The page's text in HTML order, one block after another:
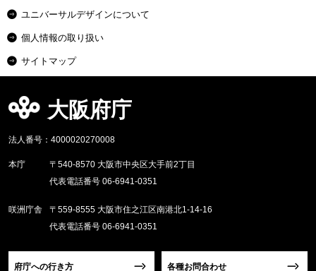
ユニバーサルデザインについて
個人情報の取り扱い
サイトマップ
大阪府庁
法人番号：4000020270008
本庁
〒540-8570 大阪市中央区大手前2丁目
代表電話番号 06-6941-0351
咲洲庁舎
〒559-8555 大阪市住之江区南港北1-14-16
代表電話番号 06-6941-0351
府庁への行き方 各種お問合わせ